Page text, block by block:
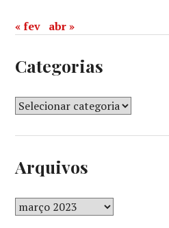
« fev abr »
Categorias
Arquivos